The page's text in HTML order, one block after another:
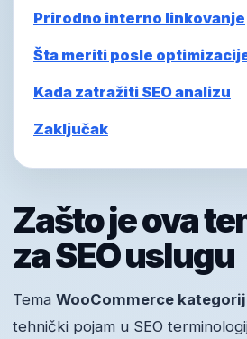
Prirodno interno linkovanje
Šta meriti posle
Kada zatražiti SEO analizu
Zaključak
Zašto je ova
za SEO uslugu
Tema WooCommerce
tehnički pojam u SEO